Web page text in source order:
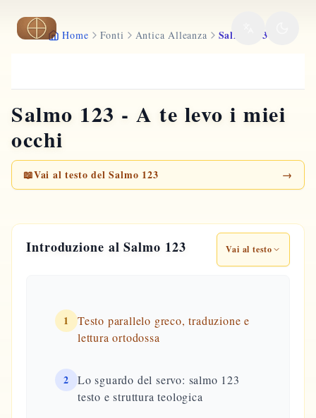
Vai al contenuto principale
Home Fonti Antica Alleanza Salmo 123
Salmo 123 - A te levo i miei
occhi
📖Vai al testo del Salmo 123 →
Introduzione al Salmo 123 Vai al testo
1
Testo parallelo greco, traduzione e
lettura ortodossa
2
Lo sguardo del servo: salmo 123
testo e struttura teologica